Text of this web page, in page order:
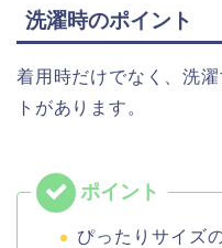
洗濯時のポイント
着用時だけでなく、洗
トがあります。
ぴったりサイズ